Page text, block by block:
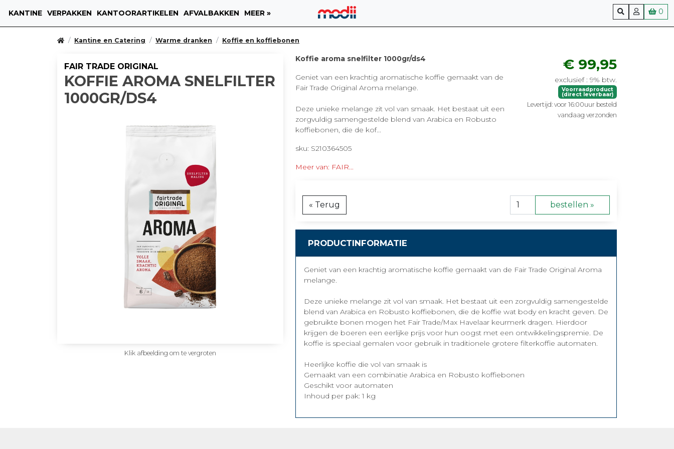
KANTINE VERPAKKEN KANTOORARTIKELEN AFVALBAKKEN MEER » 0
Kantine en Catering Warme dranken Koffie en koffiebonen
FAIR TRADE ORIGINAL
KOFFIE AROMA SNELFILTER
1000GR/DS4
Klik afbeelding om te vergroten
Koffie aroma snelfilter 1000gr/ds4
Geniet van een krachtig aromatische koffie gemaakt van de
Fair Trade Original Aroma melange.
Deze unieke melange zit vol van smaak. Het bestaat uit een
zorgvuldig samengestelde blend van Arabica en Robusto
koffiebonen, die de kof...
sku: S210364505
Meer van: FAIR...
€ 99,95
exclusief : 9% btw.
Voorraadproduct
(direct leverbaar)
Levertijd: voor 16:00uur besteld
vandaag verzonden
« Terug bestellen »
PRODUCTINFORMATIE
Geniet van een krachtig aromatische koffie gemaakt van de Fair Trade Original Aroma
melange.
Deze unieke melange zit vol van smaak. Het bestaat uit een zorgvuldig samengestelde
blend van Arabica en Robusto koffiebonen, die de koffie wat body en kracht geven. De
gebruikte bonen mogen het Fair Trade/Max Havelaar keurmerk dragen. Hierdoor
krijgen de boeren een eerlijke prijs voor hun oogst met een ontwikkelingspremie. De
koffie is speciaal gemalen voor gebruik in traditionele grotere filterkoffie automaten.
Heerlijke koffie die vol van smaak is
Gemaakt van een combinatie Arabica en Robusto koffiebonen
Geschikt voor automaten
Inhoud per pak: 1 kg